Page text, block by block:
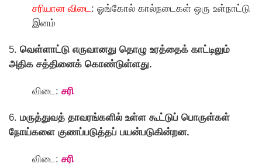
சரியான விடை: ஓங்கோல் கால்நடைகள் ஒரு உள்நாட்டு
இனம்
5. வெள்ளாட்டு எருவானது தொழு உரத்தைக் காட்டிலும்
அதிக சத்தினைக் கொண்டுள்ளது.
விடை: சரி
6. மருத்துவத் தாவரங்களில் உள்ள கூட்டுப் பொருள்கள்
நோய்களை குணப்படுத்தப் பயன்படுகின்றன.
விடை: சரி